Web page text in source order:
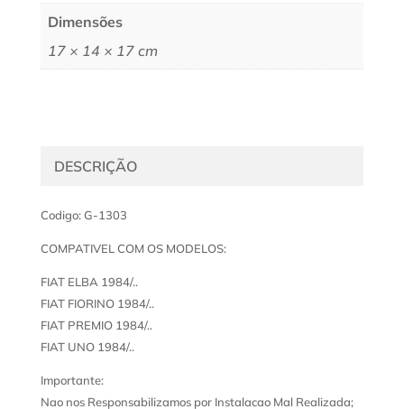
Dimensões
17 × 14 × 17 cm
DESCRIÇÃO
Codigo: G-1303
COMPATIVEL COM OS MODELOS:
FIAT ELBA 1984/..
FIAT FIORINO 1984/..
FIAT PREMIO 1984/..
FIAT UNO 1984/..
Importante:
Nao nos Responsabilizamos por Instalacao Mal Realizada;